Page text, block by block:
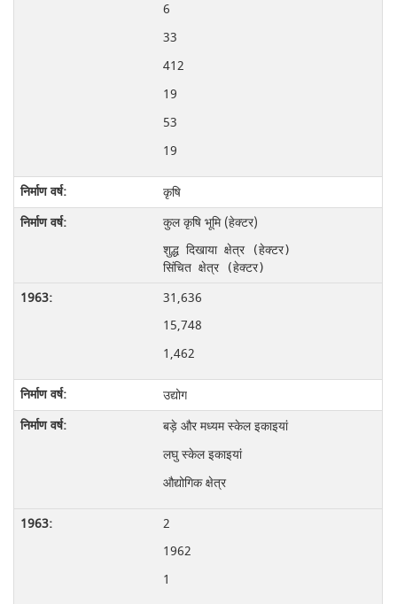
6
33
412
19
53
19
कृषि
कुल कृषि भूमि (हेक्टर)
शुद्ध दिखाया क्षेत्र (हेक्टर)
सिंचित क्षेत्र (हेक्टर)
31,636
15,748
1,462
उद्योग
बड़े और मध्यम स्केल इकाइयां
लघु स्केल इकाइयां
औद्योगिक क्षेत्र
2
1962
1